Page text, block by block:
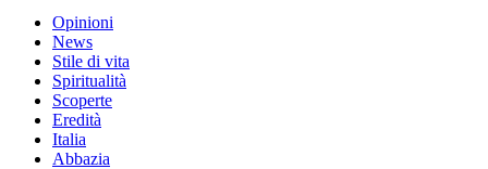
Opinioni
News
Stile di vita
Spiritualità
Scoperte
Eredità
Italia
Abbazia